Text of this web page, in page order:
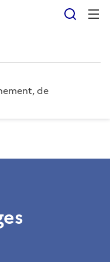
de